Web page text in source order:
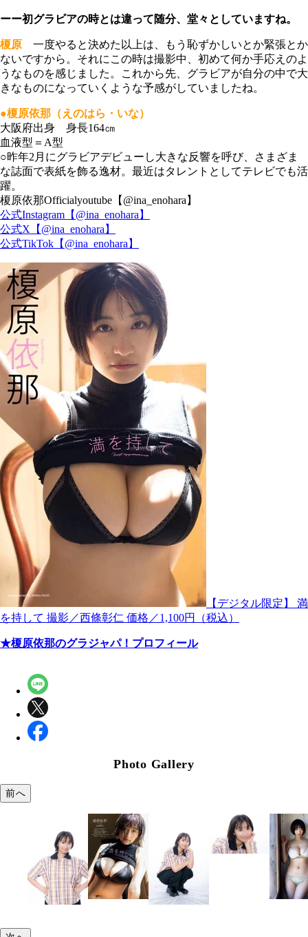
ーー初グラビアの時とは違って随分、堂々としていますね。
榎原 一度やると決めた以上は、もう恥ずかしいとか緊張とか
ないですから。それにこの時は撮影中、初めて何か手応えのよ
うなものを感じました。これから先、グラビアが自分の中で大
きなものになっていくような予感がしていましたね。
●榎原依那（えのはら・いな）
大阪府出身 身長164㎝
血液型＝A型
○昨年2月にグラビアデビューし大きな反響を呼び、さまざま
な誌面で表紙を飾る逸材。最近はタレントとしてテレビでも活
躍。
榎原依那Officialyoutube【@ina_enohara】
公式Instagram【@ina_enohara】
公式X【@ina_enohara】
公式TikTok【@ina_enohara】
【デジタル限定】 満
を持して 撮影／西條彰仁 価格／1,100円（税込）
★榎原依那のグラジャパ！プロフィール
Photo Gallery
前へ